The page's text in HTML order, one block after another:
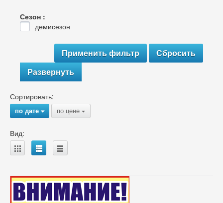
Сезон :
демисезон
Развернуть
Сортировать:
по дате{ по цене {
Вид:
A B C